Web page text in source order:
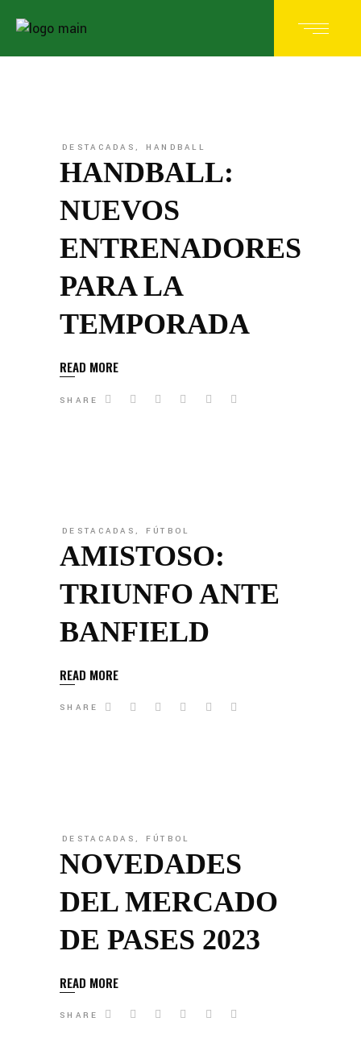
DESTACADAS, HANDBALL
HANDBALL:
NUEVOS
ENTRENADORES
PARA LA
TEMPORADA
READ MORE
SHARE
DESTACADAS , FÚTBOL
AMISTOSO:
TRIUNFO ANTE
BANFIELD
READ MORE
SHARE
DESTACADAS , FÚTBOL
NOVEDADES
DEL MERCADO
DE PASES 2023
READ MORE
SHARE